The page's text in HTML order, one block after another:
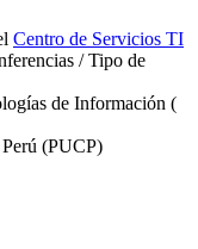
Centro de Servicios TI
/ Tipo de
de Información (
(PUCP)